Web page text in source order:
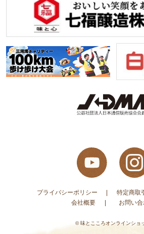
プライバシーポリシー
特定商取
会社概要
お問い
© 味とこころオンラインショ